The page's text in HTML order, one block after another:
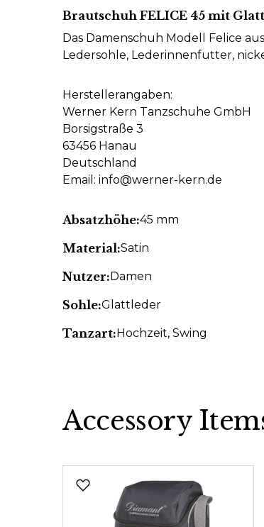
Brautschuh FELICE 45 mit
Das Damenschuh Modell Felice
Ledersohle, Lederinnenfutter,
Herstellerangaben:
Werner Kern Tanzschuhe GmbH
Borsigstraße 3
63456 Hanau
Deutschland
Email: info@werner-kern.de
Absatzhöhe:45 mm
Material:Satin
Nutzer:Damen
Sohle:Glattleder
Tanzart:Hochzeit, Swing
Accessory